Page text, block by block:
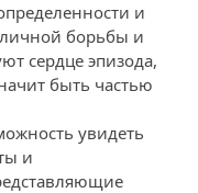
и
борьбы и
сердце эпизода,
быть частью
увидеть
и